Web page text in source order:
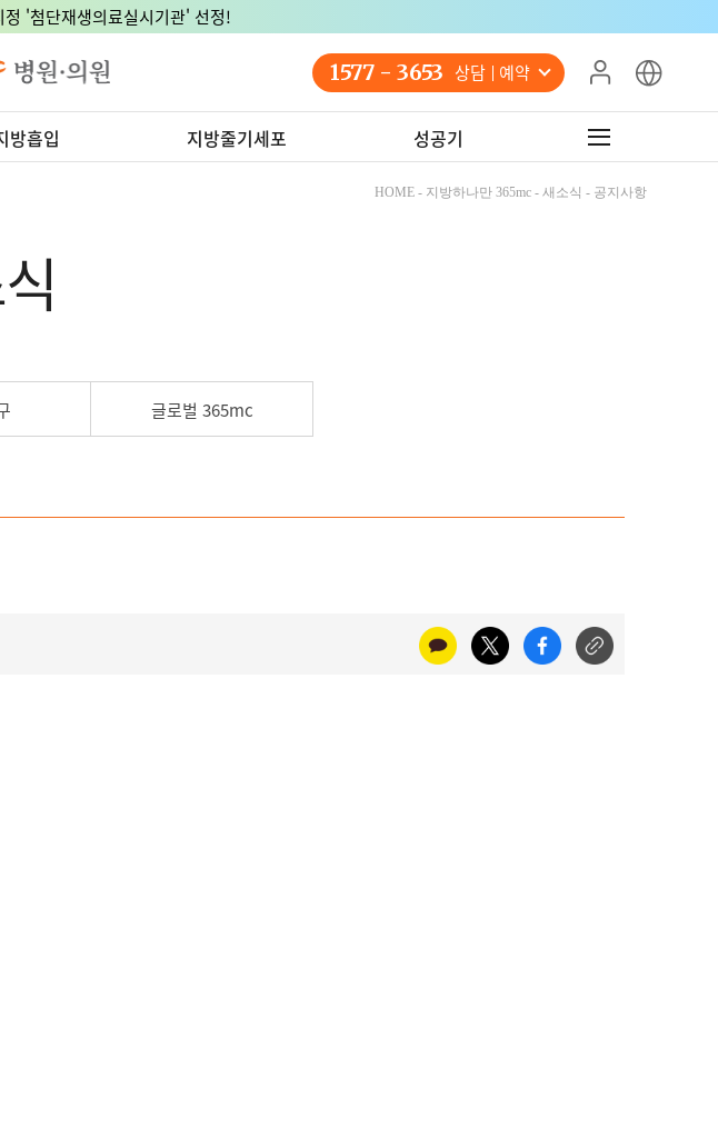
'첨단재생의료실시기관' 선정!
1577 - 3653 상담 예약
방흡입 지방줄기세포 성공기
HOME - 지방하나만 365mc - 새소식 - 공지사항
글로벌 365mc